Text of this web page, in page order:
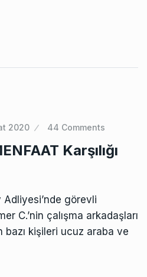
2020 44 Comments
Karşılığı
Adliyesi’nde görevli
C.’nin çalışma arkadaşları
bazı kişileri ucuz araba ve